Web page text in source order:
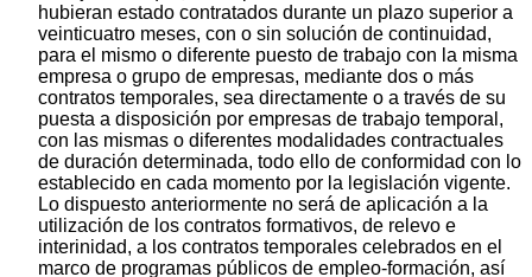
hubieran estado contratados durante un plazo superior a
veinticuatro meses, con o sin solución de continuidad,
para el mismo o diferente puesto de trabajo con la misma
empresa o grupo de empresas, mediante dos o más
contratos temporales, sea directamente o a través de su
puesta a disposición por empresas de trabajo temporal,
con las mismas o diferentes modalidades contractuales
de duración determinada, todo ello de conformidad con lo
establecido en cada momento por la legislación vigente.
Lo dispuesto anteriormente no será de aplicación a la
utilización de los contratos formativos, de relevo e
interinidad, a los contratos temporales celebrados en el
marco de programas públicos de empleo-formación, así